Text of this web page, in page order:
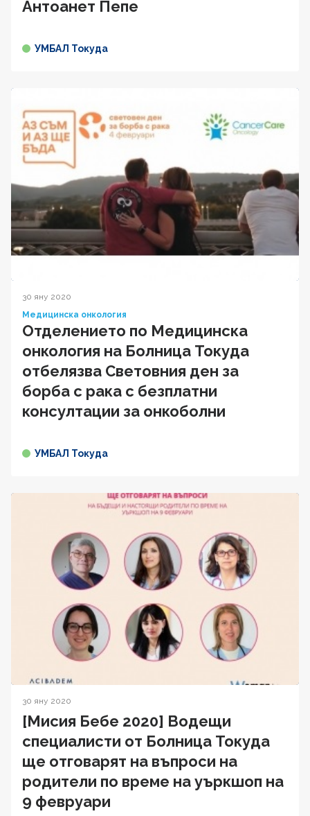
Антоанет Пепе
УМБАЛ Токуда
30 яну 2020
Медицинска онкология
Отделението по Медицинска
онкология на Болница Токуда
отбелязва Световния ден за
борба с рака с безплатни
консултации за онкоболни
УМБАЛ Токуда
30 яну 2020
[Мисия Бебе 2020] Водещи
специалисти от Болница Токуда
ще отговарят на въпроси на
родители по време на уъркшоп на
9 февруари